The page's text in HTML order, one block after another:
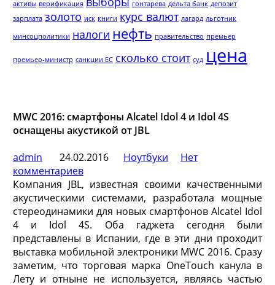
активы верификация гонтарева дельта банк депозит
зарплата золото иск книги курс валют лагард льготник
минсоцполитики налоги нефть правительство премьер
премьер-министр санкции ЕС сколько стоит суд цена
MWC 2016: смартфоны Alcatel Idol 4 и Idol 4S
оснащены акустикой от JBL
admin
24.02.2016 Ноутбуки
Нет
комментариев
Компания JBL, известная своими качественными
акустическими системами, разработала мощные
стереодинамики для новых смартфонов Alcatel Idol
4 и Idol 4S. Оба гаджета сегодня были
представлены в Испании, где в эти дни проходит
выставка мобильной электроники MWC 2016. Сразу
заметим, чтоторговая марка OneTouch канула в
Лету и отныне не используется, являясь частью